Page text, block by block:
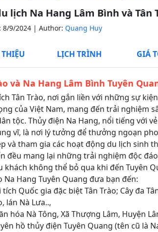
lịch Na Hang Lâm Bình và Tân
8/9/2024 | Author: Quang Huy
LỊCH TRÌNH GIÁ
và Na Hang Lâm Bình Tuyên
Tân Trào, nơi gắn liền với những sự
của Việt Nam, mang đến trải nghiệm
tộc. Thủy điện Na Hang, nổi tiếng với
vĩ, là nơi lý tưởng để thưởng ngoạn
và tham gia các hoạt động du lịch sinh
đều mang lại những trải nghiệm độc
khách không thể bỏ qua khi đến Tuyên
Na Hang Tuyên Quang đưa bạn đến:
tích Quốc gia đặc biệt Tân Trào; Cây đa
lán Nà Lưa..,
hóa Nà Tông, Xã Thượng Lâm, Huyện
hồ thủy điện Tuyên Quang (tên cũ là